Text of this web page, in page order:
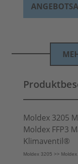
Moldex 3205
Moldex FFP3
Klimaventil®
Moldex 3205 >>